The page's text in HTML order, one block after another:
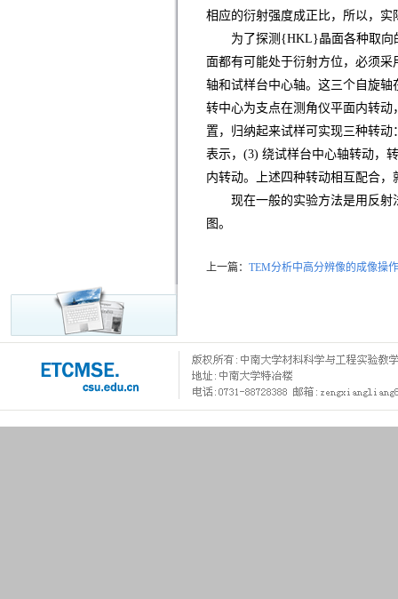
相应的衍射强度成正比，所以，
为了探测{HKL}晶面各种取向
面都有可能处于衍射方位，必须
轴和试样台中心轴。这三个自旋
转中心为支点在测角仪平面内转
置，归纳起来试样可实现三种转
表示，(3) 绕试样台中心轴转动，
内转动。上述四种转动相互配合
现在一般的实验方法是用反
图。
上一篇： TEM分析中高分辨像的成像操